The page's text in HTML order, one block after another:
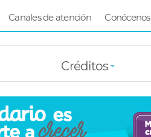
Canales de atención Conócenos
Créditos